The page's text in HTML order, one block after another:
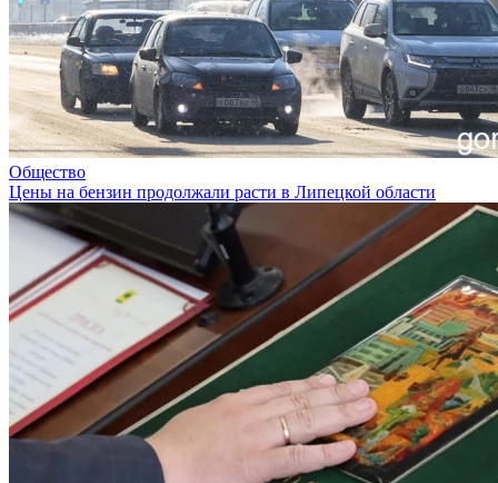
Общество
Цены на бензин продолжали расти в Липецкой области